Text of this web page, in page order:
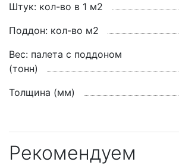
Штук: кол-во в 1 м2
Поддон: кол-во м2
Вес: палета с поддоном
(тонн)
Толщина (мм)
Рекомендуем